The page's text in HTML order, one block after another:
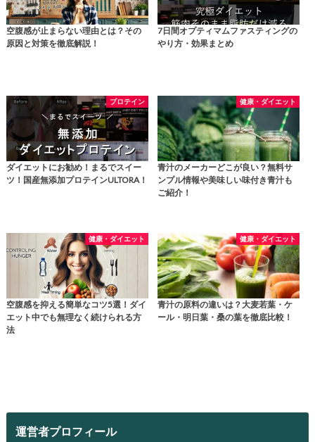
空腹感が止まらない理由とは？その
原因と対策を徹底解説！
7日間オプティマムファスティングの
やり方・効果まとめ
プロテイン
ダイエットにお勧め！まるでスイー
ツ！国産無添加プロテインULTORA！
健康・ダイエット
青汁のメーカーどこが良い？無料サ
ンプル情報や美味しい味付き青汁も
ご紹介！
健康・ダイエット
空腹感を抑える簡単なコツ5選！ダイ
エット中でも無理なく続けられる方
法
健康・ダイエット
青汁の原料の違いは？大麦若葉・ケ
ール・明日葉・桑の葉を徹底比較！
運営者プロフィール